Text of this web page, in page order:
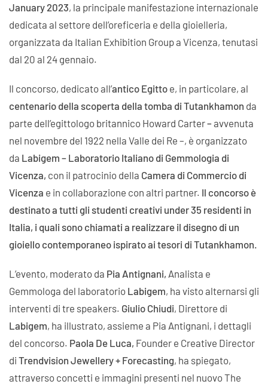
January 2023, la principale manifestazione internazionale
dedicata al settore dell’oreficeria e della gioielleria,
organizzata da Italian Exhibition Group a Vicenza, tenutasi
dal 20 al 24 gennaio.
Il concorso, dedicato all’antico Egitto e, in particolare, al
centenario della scoperta della tomba di Tutankhamon da
parte dell’egittologo britannico Howard Carter–avvenuta
nel novembre del 1922 nella Valle dei Re –, è organizzato
da Labigem – Laboratorio Italiano di Gemmologia di
Vicenza, con il patrocinio della Camera di Commercio di
Vicenza e in collaborazione con altri partner. Il concorso è
destinato a tutti gli studenti creativi under 35 residenti in
Italia, i quali sono chiamati a realizzare il disegno di un
gioiello contemporaneo ispirato ai tesori di Tutankhamon.
L’evento, moderato da Pia Antignani, Analista e
Gemmologa del laboratorio Labigem, ha visto alternarsi gli
interventi di tre speakers. Giulio Chiudi, Direttore di
Labigem, ha illustrato, assieme a Pia Antignani, i dettagli
del concorso. Paola De Luca, Founder e Creative Director
di Trendvision Jewellery + Forecasting, ha spiegato,
attraverso concetti e immagini presenti nel nuovo The